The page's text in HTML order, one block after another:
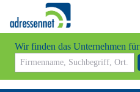
Wir finden das Unternehmen